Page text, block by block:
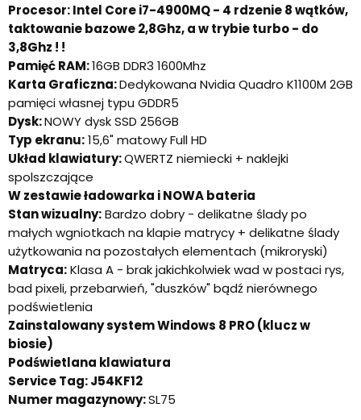
Procesor: Intel Core i7-4900MQ - 4 rdzenie 8 wątków,
taktowanie bazowe 2,8Ghz, a w trybie turbo - do
3,8Ghz ! !
Pamięć RAM:16GB DDR3 1600Mhz
Karta Graficzna:Dedykowana Nvidia Quadro K1100M 2GB
pamięci własnej typu GDDR5
Dysk:NOWY dysk SSD 256GB
Typ ekranu:15,6" matowy Full HD
Układ klawiatury:QWERTZ niemiecki + naklejki
spolszczające
W zestawie ładowarka i NOWA bateria
Stan wizualny:Bardzo dobry - delikatne ślady po
małych wgniotkach na klapie matrycy + delikatne ślady
użytkowania na pozostałych elementach (mikroryski)
Matryca:Klasa A - brak jakichkolwiek wad w postaci rys,
bad pixeli, przebarwień, "duszków" bądź nierównego
podświetlenia
Zainstalowany system Windows 8 PRO (klucz w
biosie)
Podświetlana klawiatura
Service Tag: J54KF12
Numer magazynowy:SL75